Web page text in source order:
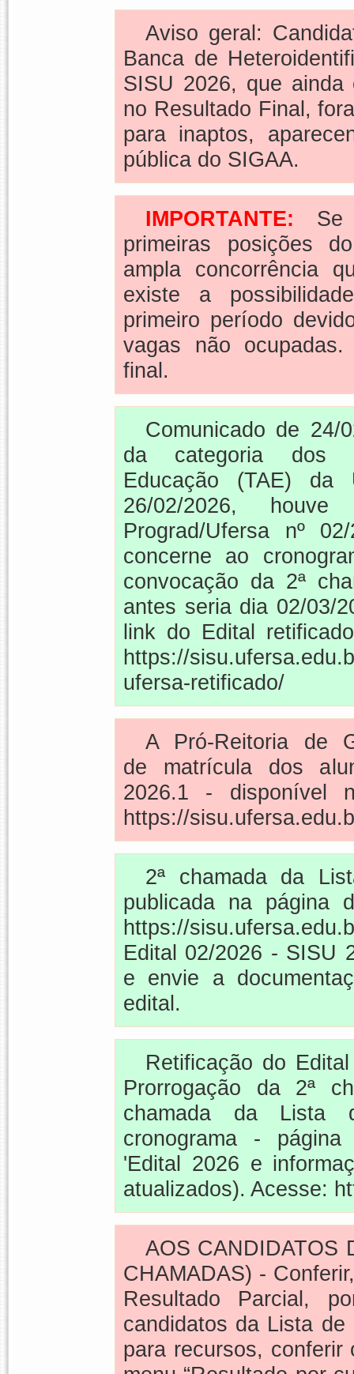
Aviso geral:
Banca de
SISU 2026, que ainda
no Resultado Final,
para inaptos,
pública do SIGAA.
IMPORTANTE:
primeiras posições
ampla concorrência
existe a
primeiro período
vagas não
final.
Comunicado de 24/
da categoria dos
Educação (TAE)
26/02/2026,
Prograd/Ufersa nº
concerne ao
convocação da 2ª
antes seria dia 02/03/
link do Edital
https://
ufersa-retificado/
A Pró-Reitoria de
de matrícula dos
2026.1 - disponível
https://
2ª chamada da
publicada na página
https://
Edital 02/2026 - SISU
e envie a
edital.
Retificação do
Prorrogação da 2ª
chamada da Lista
cronograma -
'Edital 2026 e
atualizados). Acesse:
AOS CANDIDATOS
CHAMADAS) -
Resultado Parcial,
candidatos da Lista
para recursos,